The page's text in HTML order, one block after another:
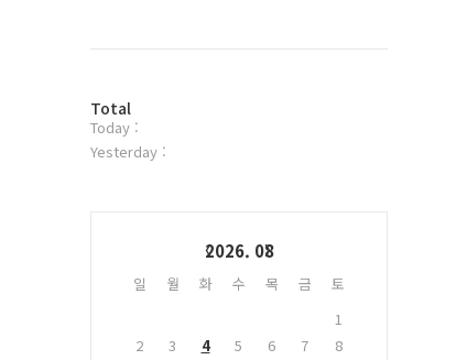
플
러
그
방
문
자
Total
Today :
Yesterday :
2026. 08
일 월 화 수 목 금
토
1
2
3 4 5 6 7
8